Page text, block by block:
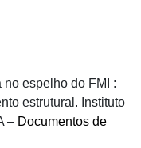
no espelho do FMI :
estrutural. Instituto
– Documentos de